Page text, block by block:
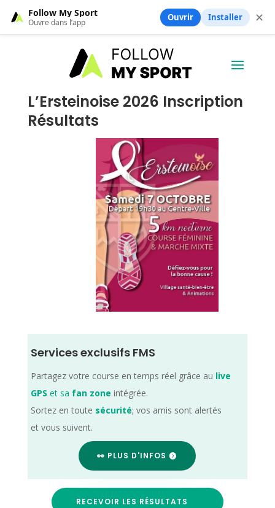
L’Ersteinoise 2026 Inscription
Résultats
Services exclusifs FMS
Partagez votre course en temps réel grâce au live
GPS et sa fan zone intégrée.
Sortez en toute sécurité; vos amis sont alertés
et vous suivent.
👀 PLUS D'INFOS
RECEVOIR LES RÉSULTATS
Follow My Sport
Ouvre dans l’app Ouvrir Installer ✕